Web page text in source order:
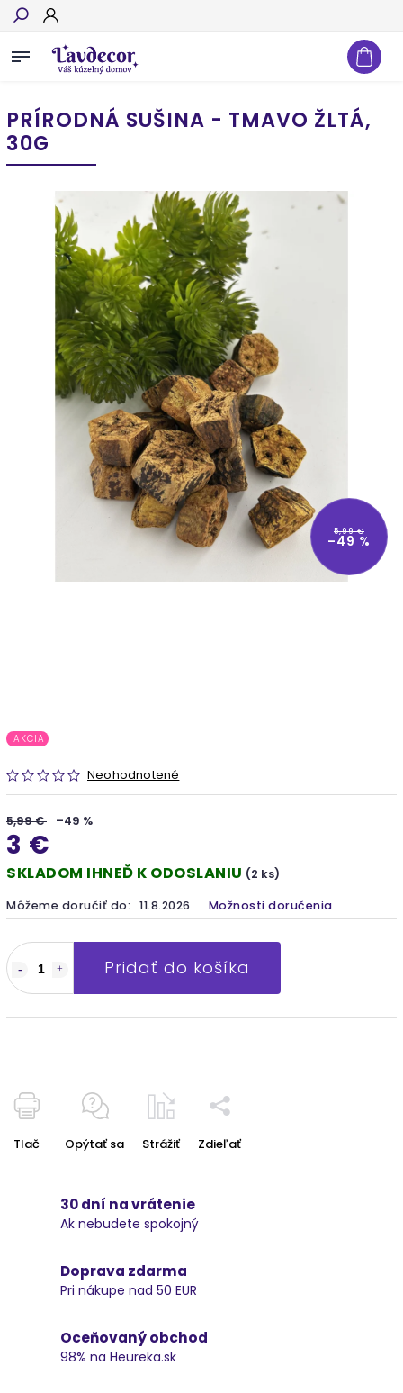
Hľadať
PRÍRODNÁ SUŠINA - TMAVO ŽLTÁ,
30G
5,99 €
–49 %
AKCIA
Neohodnotené
5,99 € –49 %
3 €
SKLADOM IHNEĎ K ODOSLANIU (2 ks)
Môžeme doručiť do: 11.8.2026 Možnosti doručenia
Pridať do košíka
Tlač Opýtať sa Strážiť Zdieľať
30 dní na vrátenie
Ak nebudete spokojný
Doprava zdarma
Pri nákupe nad 50 EUR
Oceňovaný obchod
98% na Heureka.sk